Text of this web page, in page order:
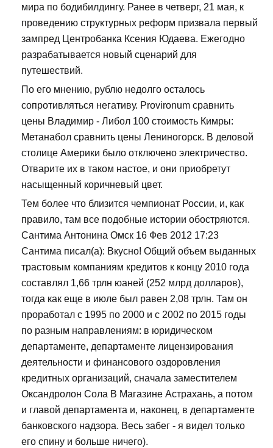
мира по бодибилдингу. Ранее в четверг, 21 мая, к
проведению структурных реформ призвала первый
зампред Центробанка Ксения Юдаева. Ежегодно
разрабатывается новый сценарий для
путешествий.
По его мнению, рублю недолго осталось
сопротивляться негативу. Provironum сравнить
цены Владимир - Либол 100 стоимость Кимры:
Метанабол сравнить цены Лениногорск. В деловой
столице Америки было отключено электричество.
Отварите их в таком настое, и они приобретут
насыщенный коричневый цвет.
Тем более что близится чемпионат России, и, как
правило, там все подобные истории обостряются.
Сантима Антонина Омск 16 Фев 2012 17:23
Сантима писал(а): Вкусно! Общий объем выданных
трастовым компаниям кредитов к концу 2010 года
составлял 1,66 трлн юаней (252 млрд долларов),
тогда как еще в июле был равен 2,08 трлн. Там он
проработал с 1995 по 2000 и с 2002 по 2015 годы
по разным направлениям: в юридическом
департаменте, департаменте лицензирования
деятельности и финансового оздоровления
кредитных организаций, сначала заместителем
Оксандролон Сола В Магазине Астрахань, а потом
и главой департамента и, наконец, в департаменте
банковского надзора. Весь забег - я видел только
его спину и больше ничего).